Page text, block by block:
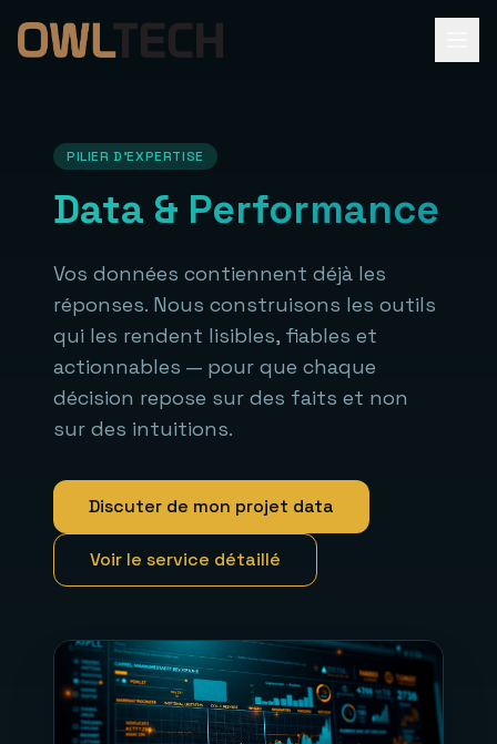
PILIER D'EXPERTISE
Data & Performance
Vos données contiennent déjà les
réponses. Nous construisons les outils
qui les rendent lisibles, fiables et
actionnables — pour que chaque
décision repose sur des faits et non
sur des intuitions.
Discuter de mon projet data
Voir le service détaillé